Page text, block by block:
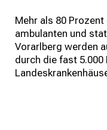
Mehr als 80
ambulanten und
Vorarlberg werden
durch die fast